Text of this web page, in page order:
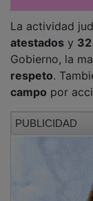
atestadosy
Gobierno, la
respeto.
campopor